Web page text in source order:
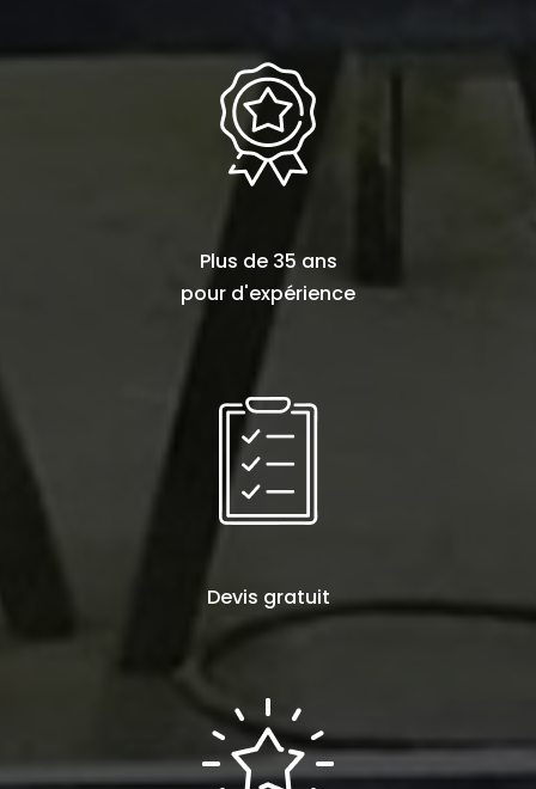
Plus de 35 ans
pour d'expérience
Devis gratuit